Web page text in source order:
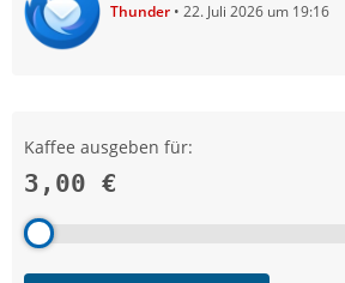
Thunder 22. Juli 2026 um 19:16
Kaffee ausgeben für:
3,00 €